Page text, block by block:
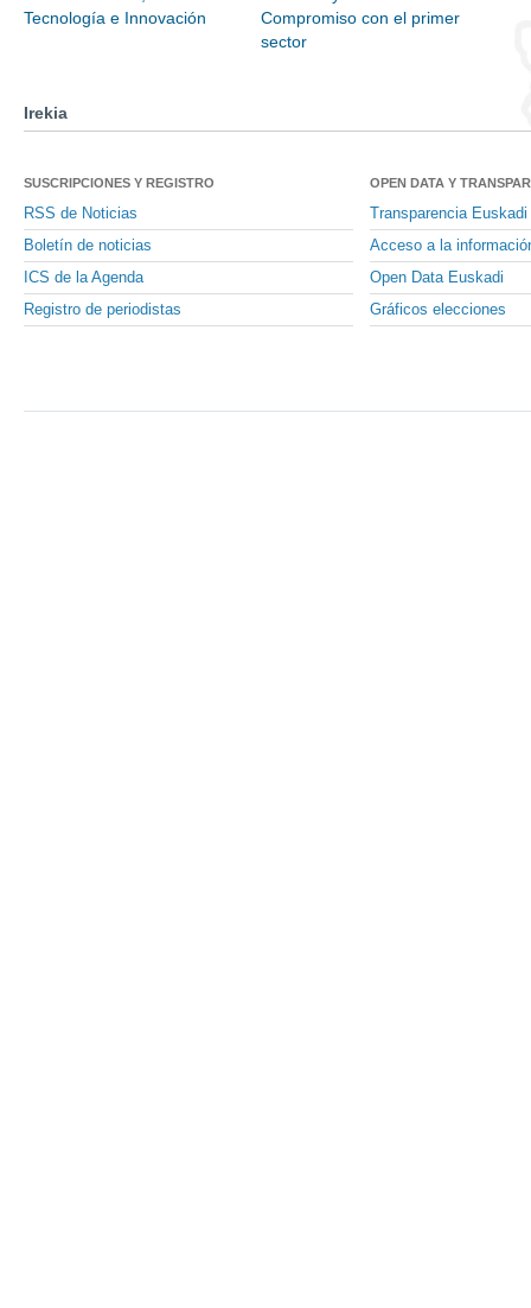
Tecnología e Innovación
Compromiso con el primer
sector
Irekia
SUSCRIPCIONES Y REGISTRO
RSS de Noticias
Boletín de noticias
ICS de la Agenda
Registro de periodistas
OPEN DATA Y
Transparencia Euskadi
Acceso a la
Open Data Euskadi
Gráficos elecciones